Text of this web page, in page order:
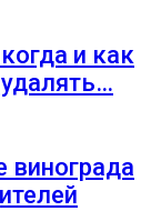
и как
винограда